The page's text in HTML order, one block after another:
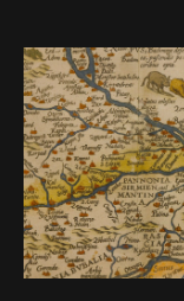
Blog Featured